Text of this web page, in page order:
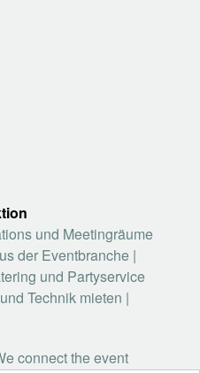
und Meetingräume
der Eventbranche |
und Partyservice
Technik mieten |
connect the event